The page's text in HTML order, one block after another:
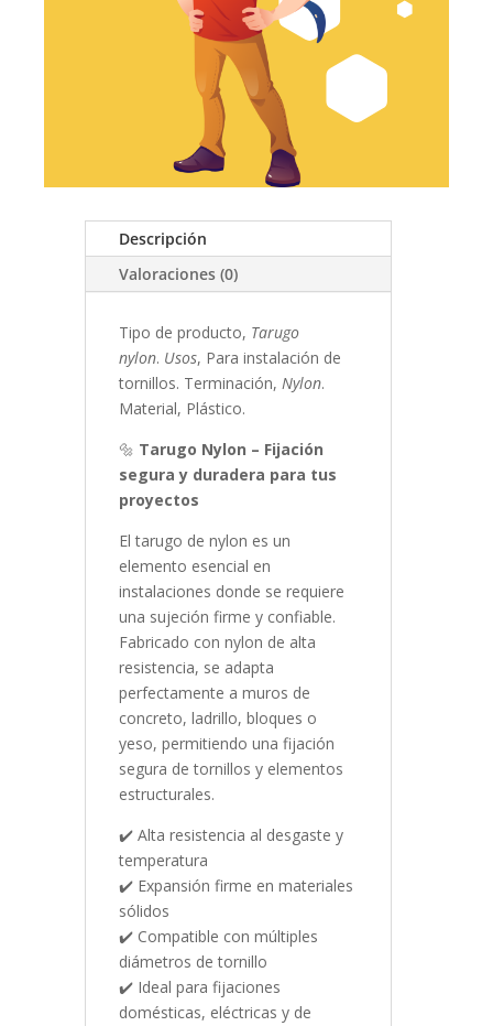
Descripción
Valoraciones (0)
Tipo de producto, Tarugo
nylon. Usos, Para instalación de
tornillos. Terminación, Nylon.
Material, Plástico.
🔩 Tarugo Nylon – Fijación
segura y duradera para tus
proyectos
El tarugo de nylon es un
elemento esencial en
instalaciones donde se requiere
una sujeción firme y confiable.
Fabricado con nylon de alta
resistencia, se adapta
perfectamente a muros de
concreto, ladrillo, bloques o
yeso, permitiendo una fijación
segura de tornillos y elementos
estructurales.
✔️ Alta resistencia al desgaste y
temperatura
✔️ Expansión firme en materiales
sólidos
✔️ Compatible con múltiples
diámetros de tornillo
✔️ Ideal para fijaciones
domésticas, eléctricas y de